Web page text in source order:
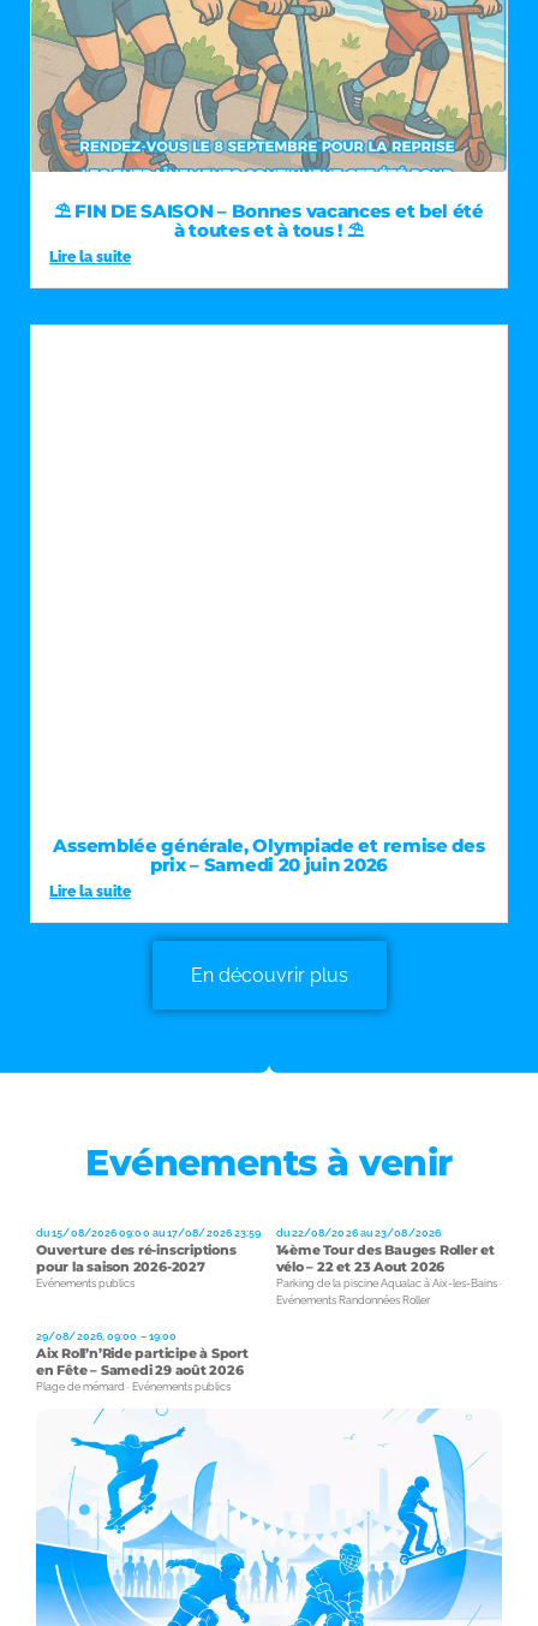
⛱️ FIN DE SAISON – Bonnes vacances et bel été
à toutes et à tous ! ⛱️
Lire la suite
Assemblée générale, Olympiade et remise des
prix – Samedi 20 juin 2026
Lire la suite
En découvrir plus
Evénements à venir
du 15/08/2026 09:00 au 17/08/2026 23:59
Ouverture des ré-inscriptions
pour la saison 2026-2027
Evénements publics
du 22/08/2026 au 23/08/2026
14ème Tour des Bauges Roller et
vélo – 22 et 23 Aout 2026
Parking de la piscine Aqualac à Aix-les-Bains ·
Evénements Randonnées Roller
29/08/2026, 09:00 – 19:00
Aix Roll’n’Ride participe à Sport
en Fête – Samedi 29 août 2026
Plage de mémard · Evénements publics